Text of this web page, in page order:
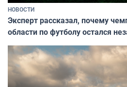
НОВОСТИ
Эксперт рассказал, почему
области по футболу остался